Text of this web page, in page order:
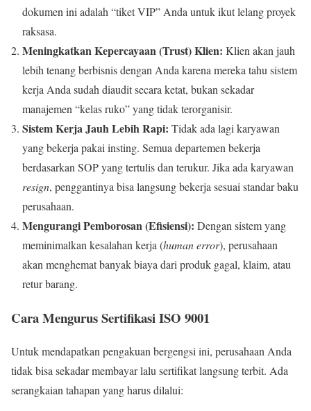
dokumen ini adalah “tiket VIP” Anda untuk ikut lelang proyek
raksasa.
Meningkatkan Kepercayaan (Trust) Klien: Klien akan jauh
lebih tenang berbisnis dengan Anda karena mereka tahu sistem
kerja Anda sudah diaudit secara ketat, bukan sekadar
manajemen “kelas ruko” yang tidak terorganisir.
Sistem Kerja Jauh Lebih Rapi: Tidak ada lagi karyawan
yang bekerja pakai insting. Semua departemen bekerja
berdasarkan SOP yang tertulis dan terukur. Jika ada karyawan
resign, penggantinya bisa langsung bekerja sesuai standar baku
perusahaan.
Mengurangi Pemborosan (Efisiensi): Dengan sistem yang
meminimalkan kesalahan kerja (human error), perusahaan
akan menghemat banyak biaya dari produk gagal, klaim, atau
retur barang.
Cara Mengurus Sertifikasi ISO 9001
Untuk mendapatkan pengakuan bergengsi ini, perusahaan Anda
tidak bisa sekadar membayar lalu sertifikat langsung terbit. Ada
serangkaian tahapan yang harus dilalui: